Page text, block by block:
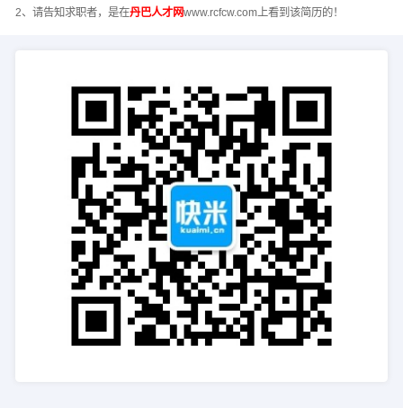
2、请告知求职者，是在丹巴人才网www.rcfcw.com上看到该简历的！